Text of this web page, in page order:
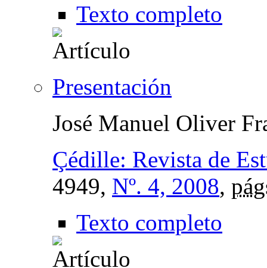
Texto completo
Presentación
José Manuel Oliver
Çédille: Revista de
4949, Nº. 4, 2008,
Texto completo